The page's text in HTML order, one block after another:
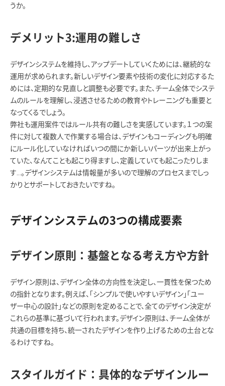
うか。
デメリット3:運用の難しさ
デザインシステムを維持し、アップデートしていくためには、継続的な
運用が求められます。新しいデザイン要素や技術の変化に対応するた
めには、定期的な見直しと調整も必要です。また、チーム全体でシステ
ムのルールを理解し、浸透させるための教育やトレーニングも重要と
なってくるでしょう。
弊社も運用案件ではルール共有の難しさを実感しています。１つの案
件に対して複数人で作業する場合は、デザインもコーディングも明確
にルール化していなければいつの間にか新しいパーツが出来上がっ
ていた、なんてことも起こり得ますし、定義していても起こったりしま
す…。デザインシステムは情報量が多いので理解のプロセスまでしっ
かりとサポートしておきたいですね。
デザインシステムの3つの構成要素
デザイン原則：基盤となる考え方や方針
デザイン原則は、デザイン全体の方向性を決定し、一貫性を保つため
の指針となります。例えば、「シンプルで使いやすいデザイン」「ユー
ザー中心の設計」などの原則を定めることで、全てのデザイン決定が
これらの基準に基づいて行われます。デザイン原則は、チーム全体が
共通の目標を持ち、統一されたデザインを作り上げるための土台とな
るわけですね。
スタイルガイド：具体的なデザインルー